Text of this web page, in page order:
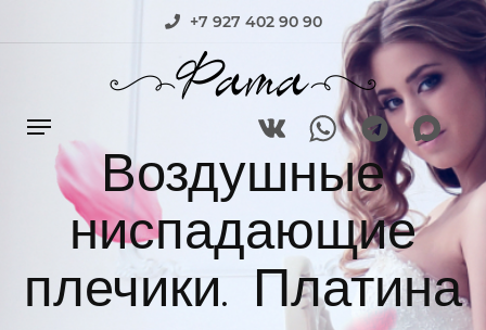
+7 927 402 90 90
Воздушные
ниспадающие
плечики. Платина